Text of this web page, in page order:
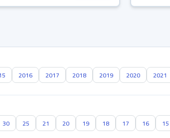
2021
2020
2019
2018
2017
2016
15
16
17
18
19
20
21
25
30